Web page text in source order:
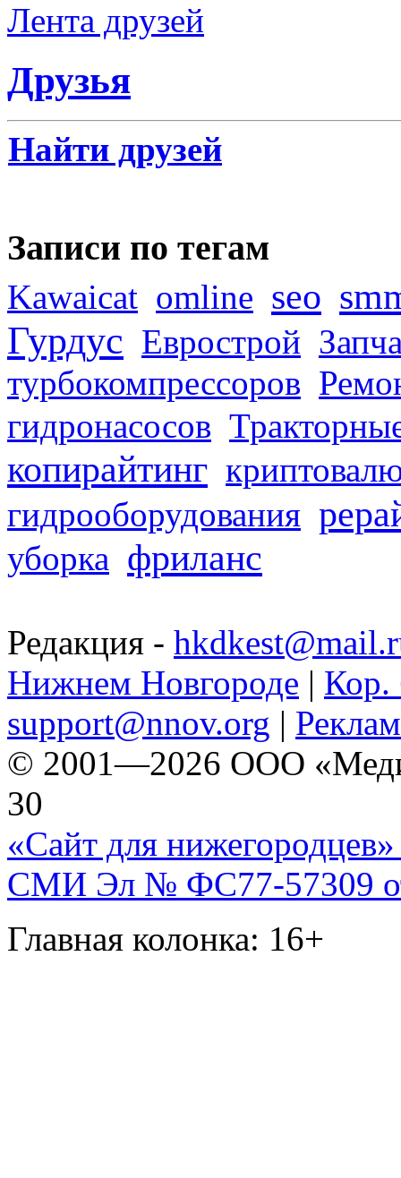
Лента друзей
Друзья
Найти друзей
Записи по тегам
Kawaicat omline seo
Гурдус Еврострой
турбокомпрессоров
гидронасосов
копирайтинг
гидрооборудования
уборка фриланс
Редакция -
Нижнем Новгороде | Кор.
support@nnov.org |
© 2001—2026 ООО
30
«Сайт для нижегородцев»
СМИ Эл № ФС77-57309
Главная колонка: 16+